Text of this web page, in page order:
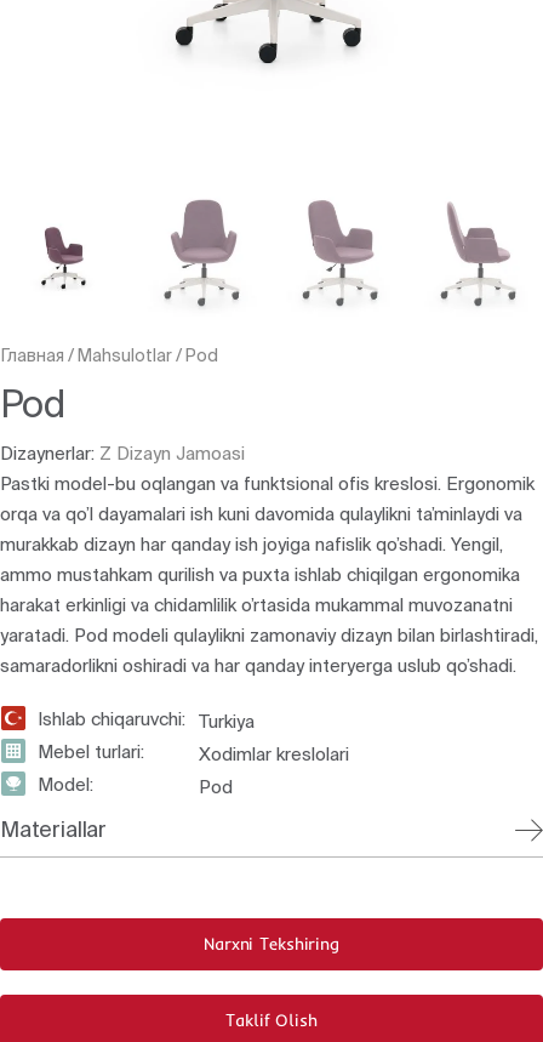
Главная / Mahsulotlar/ Pod
Pod
Dizaynerlar: Z Dizayn Jamoasi
Pastki model-bu oqlangan va funktsional ofis kreslosi. Ergonomik
orqa va qo’l dayamalari ish kuni davomida qulaylikni ta’minlaydi va
murakkab dizayn har qanday ish joyiga nafislik qo’shadi. Yengil,
ammo mustahkam qurilish va puxta ishlab chiqilgan ergonomika
harakat erkinligi va chidamlilik o’rtasida mukammal muvozanatni
yaratadi. Pod modeli qulaylikni zamonaviy dizayn bilan birlashtiradi,
samaradorlikni oshiradi va har qanday interyerga uslub qo’shadi.
Ishlab chiqaruvchi:
Turkiya
Mebel turlari:
Xodimlar kreslolari
Model:
Pod
Materiallar
Narxni Tekshiring
Taklif Olish